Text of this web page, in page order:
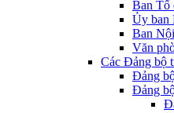
Ban Tổ
Ủy ban
Ban
Văn
Các Đảng bộ
Đảng
Đảng